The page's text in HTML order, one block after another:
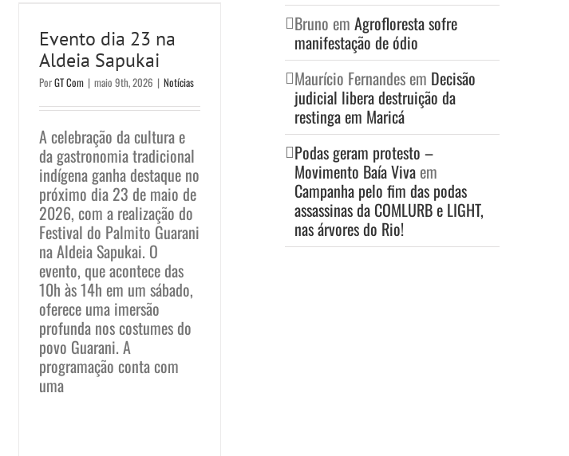
Aldeia Sapukai
Notícias
Evento dia 23 na
Aldeia Sapukai
PorGT Com | maio 9th, 2026 | Notícias
A celebração da cultura e
da gastronomia tradicional
indígena ganha destaque no
próximo dia 23 de maio de
2026, com a realização do
Festival do Palmito Guarani
na Aldeia Sapukai. O
evento, que acontece das
10h às 14h em um sábado,
oferece uma imersão
profunda nos costumes do
povo Guarani. A
programação conta com
uma
Bruno em Agrofloresta sofre
manifestação de ódio
Maurício Fernandesem Decisão
judicial libera destruição da
restinga em Maricá
Podas geram protesto –
Movimento Baía Vivaem
Campanha pelo fim das podas
assassinas da COMLURB e LIGHT,
nas árvores do Rio!